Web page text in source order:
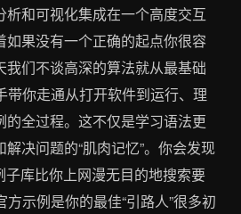
和可视化集成在一个高度交互
如果没有一个正确的起点你很容
们不谈高深的算法就从最基础
带你走通从打开软件到运行、理
全过程。这不仅是学习语法更
决问题的“肌肉记忆”。你会发现
子库比你上网漫无目的地搜索要
示例是你的最佳“引路人”很多初